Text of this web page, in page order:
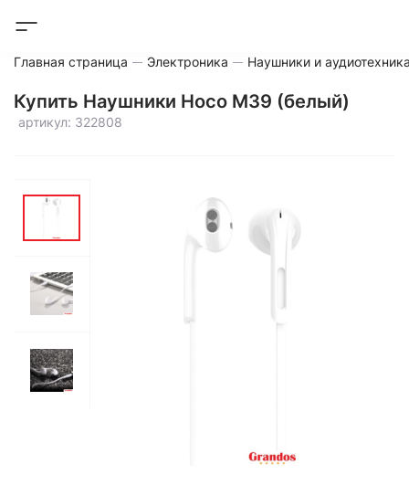
Главная страница Электроника Наушники и
Купить Наушники Hoco M39 (белый)
артикул: 322808